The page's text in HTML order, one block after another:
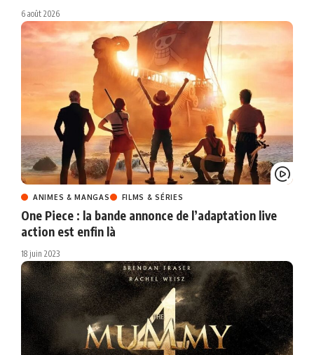
6 août 2026
ANIMES & MANGAS FILMS & SÉRIES
One Piece : la bande annonce de l’adaptation live
action est enfin là
18 juin 2023